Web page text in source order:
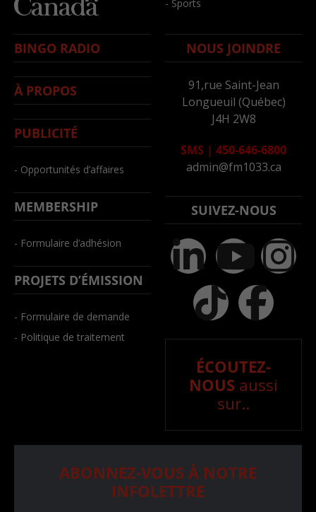
- Sports
BINGO RADIO
À PROPOS
PUBLICITÉ
- Opportunités d’affaires
MEMBERSHIP
- Formulaire d’adhésion
PROJETS D’ÉMISSION
- Formulaire de demande
- Politique de traitement
NOUS JOINDRE
91,rue Saint-Jean
Longueuil (Québec)
J4H 2W8
SMS | 450-646-6800
admin@fm1033.ca
SUIVEZ-NOUS
ÉCOUTEZ-
NOUS aussi
sur..
ABONNEZ-VOUS À NOTRE
INFOLETTRE